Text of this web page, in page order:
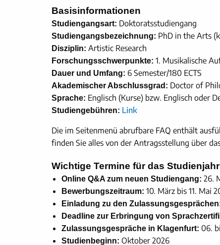
Basisinformationen
Studiengangsart: Doktoratsstudiengang
Studiengangsbezeichnung: PhD in the Arts
Disziplin: Artistic Research
Forschungsschwerpunkte: 1. Musikalische
Dauer und Umfang: 6 Semester/180 ECTS
Akademischer Abschlussgrad: Doctor of
Sprache: Englisch (Kurse) bzw. Englisch oder
Studiengebühren: Link
Die im Seitenmenü abrufbare FAQ enthält
finden Sie alles von der Antragsstellung über
Wichtige Termine für das Studienjahr
Online Q&A zum neuen Studiengang: 26.
Bewerbungszeitraum: 10. März bis 11. Mai
Einladung zu den
Deadline zur Erbringung von
Zulassungsgespräche in Klagenfurt: 06.
Studienbeginn: Oktober 2026